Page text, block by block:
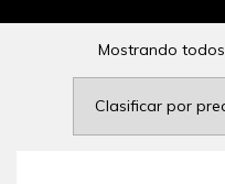
Mostrando